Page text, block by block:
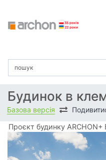
Будинок в
Базова версія
Проєкт будинку